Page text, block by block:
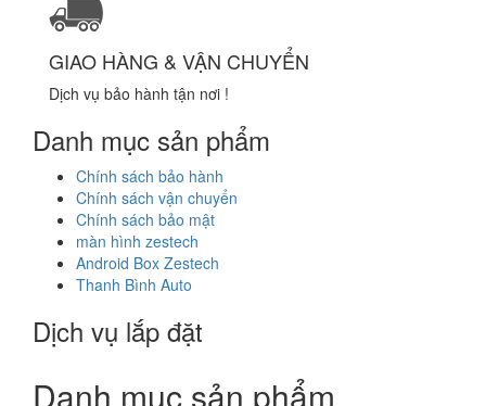
GIAO HÀNG & VẬN CHUYỂN
Dịch vụ bảo hành tận nơi !
Danh mục sản phẩm
Chính sách bảo hành
Chính sách vận chuyển
Chính sách bảo mật
màn hình zestech
Android Box Zestech
Thanh Bình Auto
Dịch vụ lắp đặt
Danh mục sản phẩm